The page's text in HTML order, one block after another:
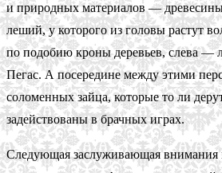
и природных материалов —
леший, у которого из головы растут
по подобию кроны деревьев, слева —
Пегас. А посередине между этими
соломенных зайца, которые то ли
задействованы в брачных играх.
Следующая заслуживающая